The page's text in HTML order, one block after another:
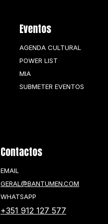
Eventos
AGENDA CULTURAL
POWER LIST
MIA
SUBMETER EVENTOS
Contactos
EMAIL
GERAL@BANTUMEN.COM
WHATSAPP
+351 912 127 577